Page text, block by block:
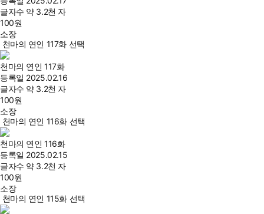
글자수 약 3.2천 자
100원
소장
천마의 연인 117화 선택
천마의 연인 117화
등록일 2025.02.16
글자수 약 3.2천 자
100원
소장
천마의 연인 116화 선택
천마의 연인 116화
등록일 2025.02.15
글자수 약 3.2천 자
100원
소장
천마의 연인 115화 선택